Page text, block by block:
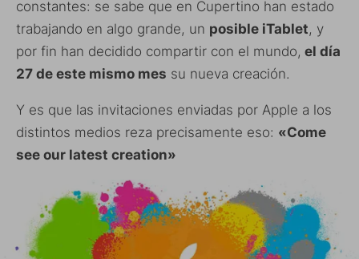
constantes: se sabe que en Cupertino han estado
trabajando en algo grande, un posible iTablet, y
por fin han decidido compartir con el mundo, el día
27 de este mismo mes su nueva creación.
Y es que las invitaciones enviadas por Apple a los
distintos medios reza precisamente eso: «Come
see our latest creation»